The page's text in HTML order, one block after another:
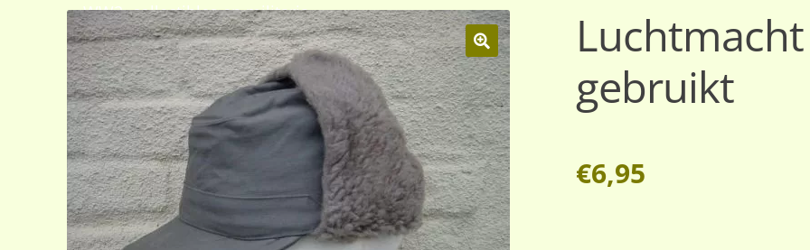
WW2, collectibles en militaria
🔍
gebruikt
€6,95